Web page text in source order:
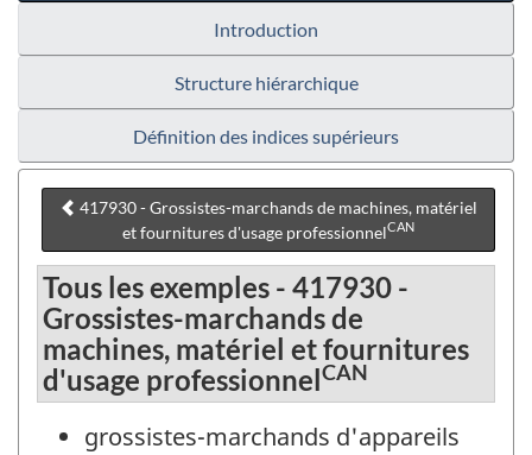
Introduction
Structure hiérarchique
Définition des indices supérieurs
417930 - Grossistes-marchands de machines, matériel
et fournitures d'usage professionnelCAN
Tous les exemples - 417930 -
Grossistes-marchands de
machines, matériel et fournitures
d'usage professionnelCAN
grossistes-marchands d'appareils